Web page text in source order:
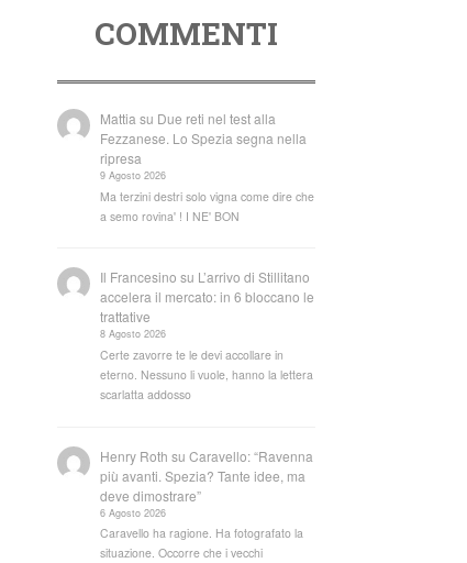
COMMENTI
Mattia su Due reti nel test alla
Fezzanese. Lo Spezia segna nella
ripresa
9 Agosto 2026
Ma terzini destri solo vigna come dire che
a semo rovina' ! I NE' BON
Il Francesino su L’arrivo di Stillitano
accelera il mercato: in 6 bloccano le
trattative
8 Agosto 2026
Certe zavorre te le devi accollare in
eterno. Nessuno li vuole, hanno la lettera
scarlatta addosso
Henry Roth suCaravello: “Ravenna
più avanti. Spezia? Tante idee, ma
deve dimostrare”
6 Agosto 2026
Caravello ha ragione. Ha fotografato la
situazione. Occorre che i vecchi